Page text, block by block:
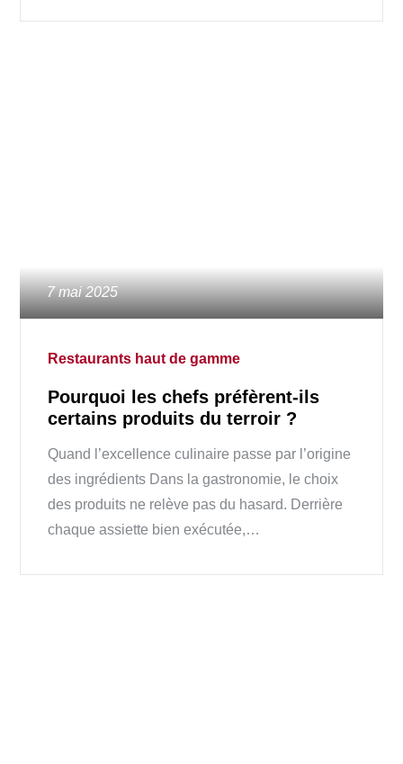
Posted
on
7 mai 2025
Restaurants haut de gamme
Pourquoi les chefs préfèrent-ils
certains produits du terroir ?
Quand l’excellence culinaire passe par l’origine
des ingrédients Dans la gastronomie, le choix
des produits ne relève pas du hasard. Derrière
chaque assiette bien exécutée,…